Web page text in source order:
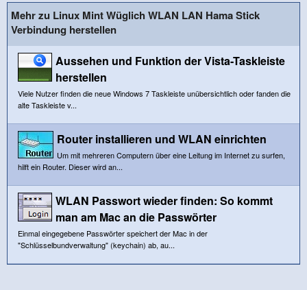
Mehr zu Linux Mint Wüglich WLAN LAN Hama Stick
Verbindung herstellen
Aussehen und Funktion der Vista-Taskleiste
herstellen
Viele Nutzer finden die neue Windows 7 Taskleiste unübersichtlich oder fanden die
alte Taskleiste v...
Router installieren und WLAN einrichten
Um mit mehreren Computern über eine Leitung im Internet zu surfen,
hilft ein Router. Dieser wird an...
WLAN Passwort wieder finden: So kommt
man am Mac an die Passwörter
Einmal eingegebene Passwörter speichert der Mac in der
"Schlüsselbundverwaltung" (keychain) ab, au...